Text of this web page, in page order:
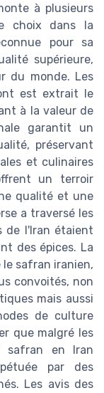
à plusieurs
choix dans la
pour sa
supérieure,
du monde. Les
est extrait le
à la valeur de
garantit un
préservant
et culinaires
un terroir
qualité et une
a traversé les
de l'Iran étaient
des épices. La
safran iranien,
convoités, non
mais aussi
de culture
que malgré les
safran en Iran
par des
Les avis des